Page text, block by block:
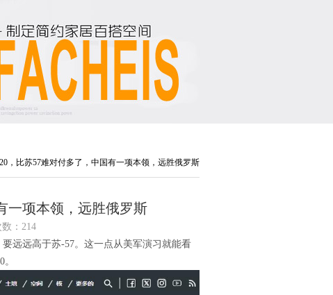
，比苏57难对付多了，中国有一项本领，远胜俄罗斯
一项本领，远胜俄罗斯
：214
远远高于苏-57。这一点从美军演习就能看